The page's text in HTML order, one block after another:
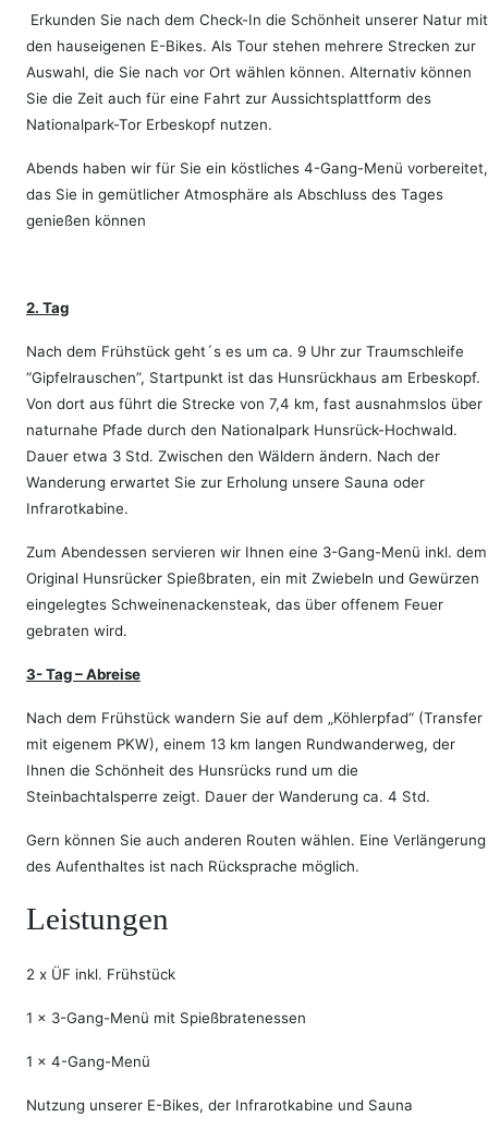
Erkunden Sie nach dem Check-In die Schönheit unserer Natur mit
den hauseigenen E-Bikes. Als Tour stehen mehrere Strecken zur
Auswahl, die Sie nach vor Ort wählen können. Alternativ können
Sie die Zeit auch für eine Fahrt zur Aussichtsplattform des
Nationalpark-Tor Erbeskopf nutzen.
Abends haben wir für Sie ein köstliches 4-Gang-Menü vorbereitet,
das Sie in gemütlicher Atmosphäre als Abschluss des Tages
genießen können
2. Tag
Nach dem Frühstück geht´s es um ca. 9 Uhr zur Traumschleife
“Gipfelrauschen”, Startpunkt ist das Hunsrückhaus am Erbeskopf.
Von dort aus führt die Strecke von 7,4 km, fast ausnahmslos über
naturnahe Pfade durch den Nationalpark Hunsrück-Hochwald.
Dauer etwa 3 Std. Zwischen den Wäldern ändern. Nach der
Wanderung erwartet Sie zur Erholung unsere Sauna oder
Infrarotkabine.
Zum Abendessen servieren wir Ihnen eine 3-Gang-Menü inkl. dem
Original Hunsrücker Spießbraten, ein mit Zwiebeln und Gewürzen
eingelegtes Schweinenackensteak, das über offenem Feuer
gebraten wird.
3- Tag – Abreise
Nach dem Frühstück wandern Sie auf dem „Köhlerpfad“ (Transfer
mit eigenem PKW), einem 13 km langen Rundwanderweg, der
Ihnen die Schönheit des Hunsrücks rund um die
Steinbachtalsperre zeigt. Dauer der Wanderung ca. 4 Std.
Gern können Sie auch anderen Routen wählen. Eine Verlängerung
des Aufenthaltes ist nach Rücksprache möglich.
Leistungen
2 x ÜF inkl. Frühstück
1 x 3-Gang-Menü mit Spießbratenessen
1 x 4-Gang-Menü
Nutzung unserer E-Bikes, der Infrarotkabine und Sauna